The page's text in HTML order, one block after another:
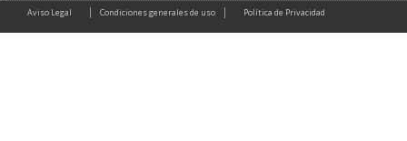
Aviso Legal Condiciones generales de uso Política de Privacidad